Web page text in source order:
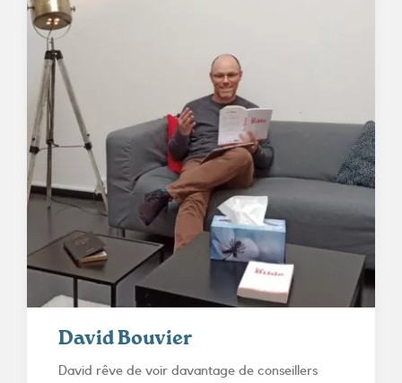
David Bouvier
David rêve de voir davantage de conseillers